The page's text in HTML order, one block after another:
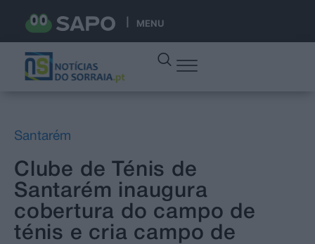
MENU
Santarém
Clube de Ténis de
Santarém inaugura
cobertura do campo de
ténis e cria campo de